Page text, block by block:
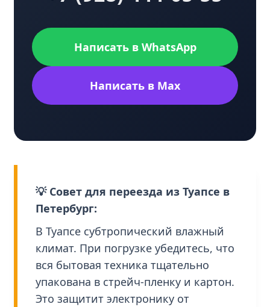
Написать в WhatsApp
Написать в Max
💡 Совет для переезда из Туапсе в
Петербург:
В Туапсе субтропический влажный
климат. При погрузке убедитесь, что
вся бытовая техника тщательно
упакована в стрейч-пленку и картон.
Это защитит электронику от